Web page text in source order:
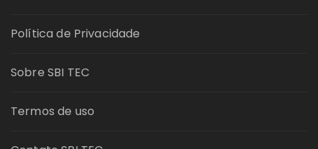
Política de Privacidade
Sobre SBI TEC
Termos de uso